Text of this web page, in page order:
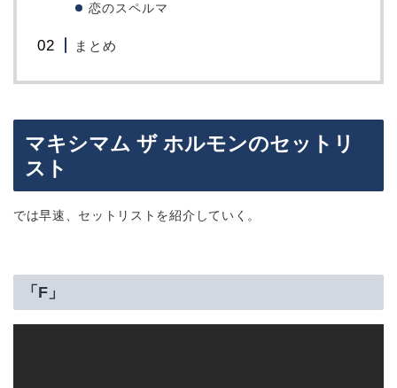
恋のスペルマ
まとめ
マキシマム ザ ホルモンのセットリ
スト
では早速、セットリストを紹介していく。
「F」